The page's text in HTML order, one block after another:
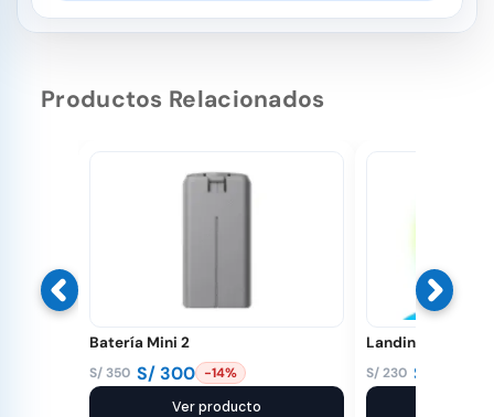
Productos Relacionados
Batería Mini 2
S/ 350
El
S/ 300
El
-14%
Ver producto
Landing Pad Led
S/230
El
S/
El